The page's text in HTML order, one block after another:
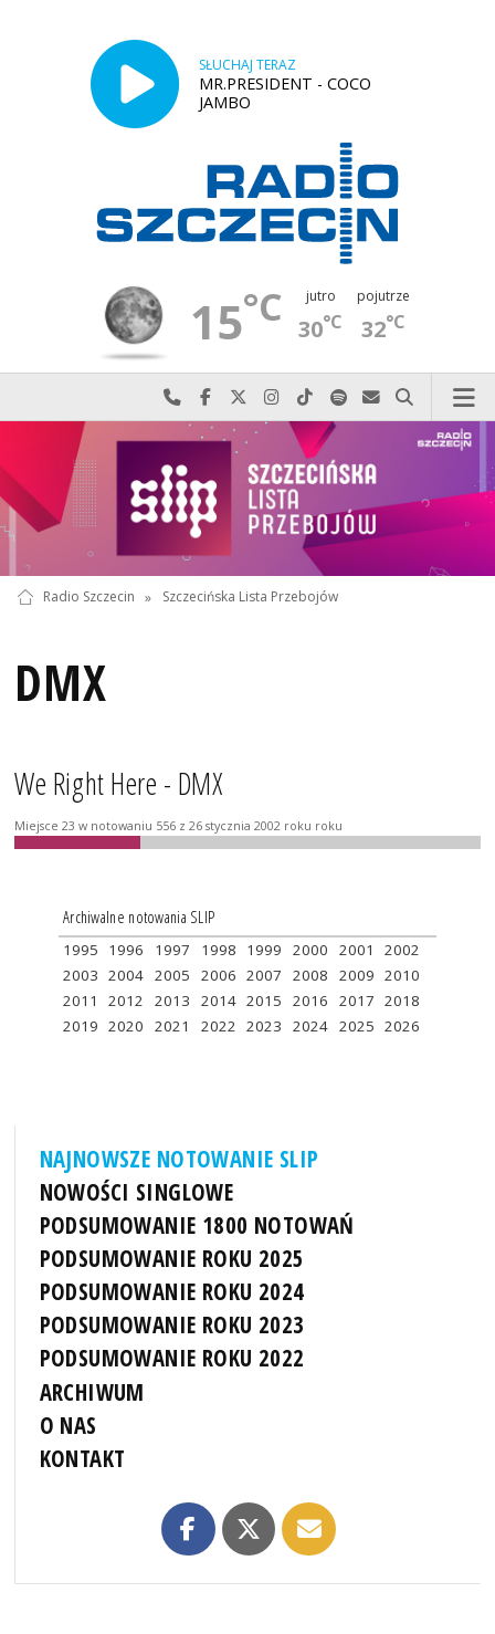
SŁUCHAJ TERAZ
MR.PRESIDENT - COCO
JAMBO
15°C jutro
30°C
pojutrze
32°C
Najlepiej po prostu do nas zadzwoń
Odwiedź nas na Facebook-u
Odwiedź nas na X
Odwiedź nas na Instagram-ie
Odwiedź nas na TikTok-u
Szukaj nas na Spotify
Wyślij do nas
Szukaj
Radio Szczecin » Szczecińska Lista Przebojów
DMX
We Right Here - DMX
Miejsce 23 w notowaniu 556 z 26 stycznia 2002 roku roku
Archiwalne notowania SLIP
1995 1996 1997 1998 1999 2000 2001
2002
2003 2004 2005 2006 2007 2008 2009 2010
2011
2012 2013 2014 2015 2016 2017 2018
2019 2020 2021 2022 2023 2024 2025 2026
NAJNOWSZE NOTOWANIE SLIP
NOWOŚCI SINGLOWE
PODSUMOWANIE 1800 NOTOWAŃ
PODSUMOWANIE ROKU 2025
PODSUMOWANIE ROKU 2024
PODSUMOWANIE ROKU 2023
PODSUMOWANIE ROKU 2022
ARCHIWUM
O NAS
KONTAKT